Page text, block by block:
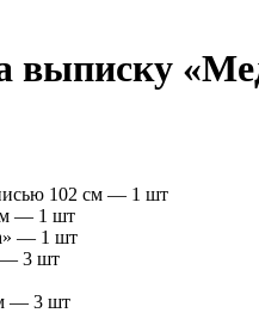
выписку
102 см — 1 шт
— 1 шт
— 1 шт
— 3 шт
— 3 шт